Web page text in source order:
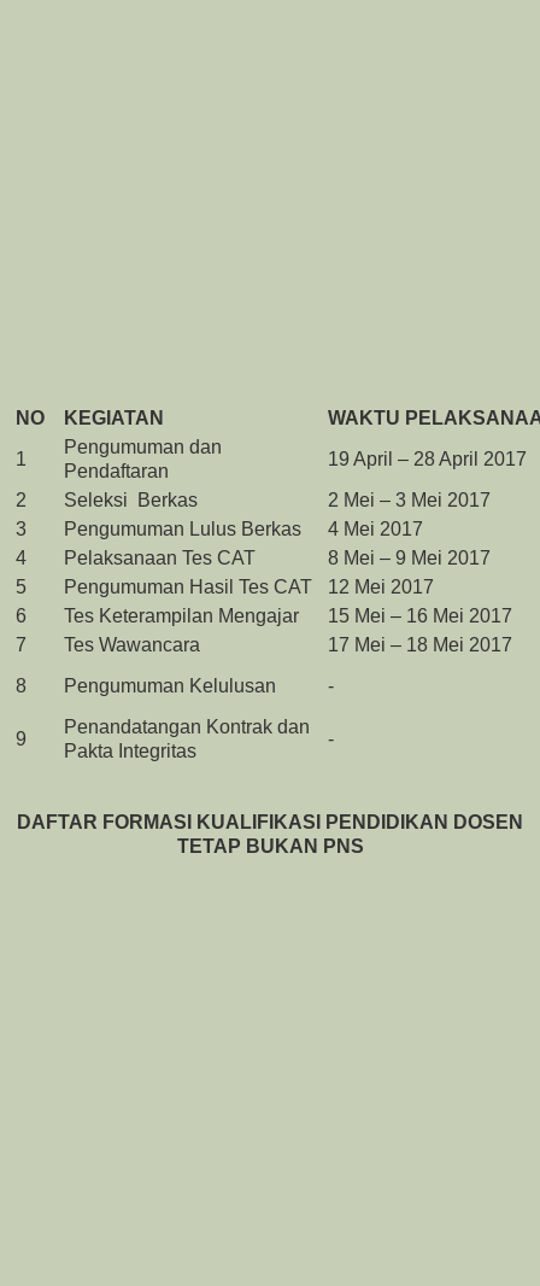
NO KEGIATAN
WAKTU
1
Pengumuman dan
Pendaftaran
19 April – 28 April 2017
2
Seleksi Berkas
2 Mei – 3 Mei 2017
3
Pengumuman Lulus Berkas
4 Mei 2017
4
Pelaksanaan Tes CAT
8 Mei – 9 Mei 2017
5
Pengumuman Hasil Tes CAT
12 Mei 2017
6
Tes Keterampilan Mengajar
15 Mei – 16 Mei 2017
7
Tes Wawancara
17 Mei – 18 Mei 2017
8
Pengumuman Kelulusan -
9
Penandatangan Kontrak dan
Pakta Integritas
-
DAFTAR FORMASI KUALIFIKASI PENDIDIKAN DOSEN
TETAP BUKAN PNS